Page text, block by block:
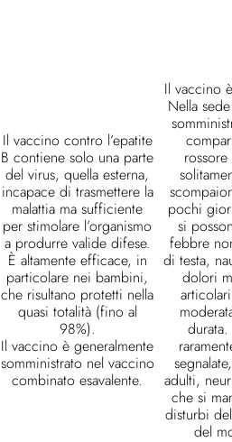
Il vaccino contro l’epatite
B contiene solo una parte
del virus, quella esterna,
incapace di trasmettere la
malattia ma sufficiente
per stimolare l’organismo
a produrre valide difese.
È altamente efficace, in
particolare nei bambini,
che risultano protetti nella
quasi totalità (fino al
98%).
Il vaccino è generalmente
somministrato nel vaccino
combinato esavalente.
Il vaccino
Nella
pochi
si
febbre
di testa,
dolori
adulti,
che si
disturbi
del